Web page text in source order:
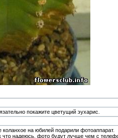
покажите цветущий эухарис.
на юбилей подарили фотоаппарат.
что надеюсь, фото будут лучше чем с